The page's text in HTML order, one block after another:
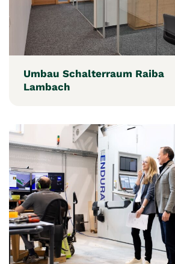
Umbau Schalterraum Raiba
Lambach